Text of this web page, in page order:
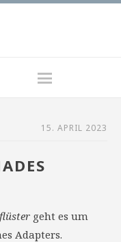
15. APRIL 2023
geht es um
Adapters.